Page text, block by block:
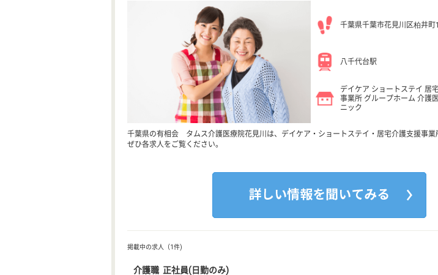
千葉県千葉市花見川区柏井町
八千代台駅
デイケア ショートステイ 居
事業所 グループホーム 介護
ニック
千葉県の有相会 タムス介護医療院花見川は、デイケア・ショートステイ・居宅介護支援事業
ぜひ各求人をご覧ください。
掲載中の求人（1件)
介護職 正社員(日勤のみ)